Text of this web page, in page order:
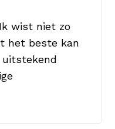
wist niet zo
het beste kan
uitstekend